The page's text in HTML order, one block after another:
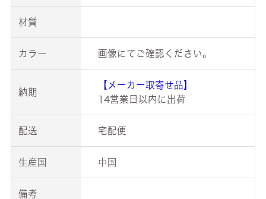
材質
カラー 画像にてご確認ください。
納期
【メーカー取寄せ品】
14営業日以内に出荷
配送 宅配便
生産国 中国
備考